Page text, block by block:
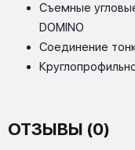
Съемные
DOMINO
Соединение
ОТЗЫВЫ (0)